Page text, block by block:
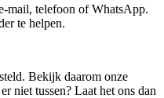
mail, telefoon of WhatsApp.
te helpen.
Bekijk daarom onze
niet tussen? Laat het ons dan